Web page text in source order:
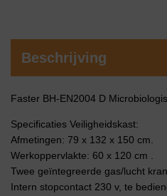
Beschrijving
Faster BH-EN2004 D
Specificaties Veiligheidskast:
Afmetingen: 79 x 132 x 150 cm.
Werkoppervlakte: 60 x 120 cm .
Twee geïntegreerde gas/lucht
Intern stopcontact 230 v, te